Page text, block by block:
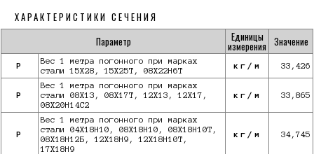
ХАРАКТЕРИСТИКИ СЕЧЕНИЯ
Параметр
Единицы
измерения Значение
P
Вес 1 метра погонного при марках
стали 15Х28, 15Х25Т, 08Х22Н6Т
кг/м 33,426
P
Вес 1 метра погонного при марках
стали 08Х13, 08Х17Т, 12Х13, 12Х17,
08Х20Н14С2
кг/м 33,865
P
Вес 1 метра погонного при марках
стали 04Х18Н10, 08Х18Н10, 08Х18Н10Т,
08Х18Н12Б, 12Х18Н9, 12Х18Н10Т,
17Х18Н9
кг/м 34,745